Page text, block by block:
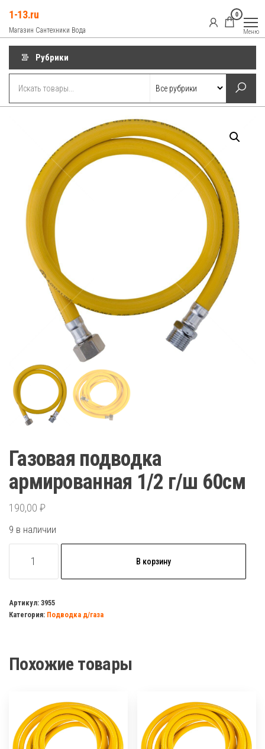
содержимому
1-13.ru
Магазин Сантехники Вода
0
Меню
Рубрики
Газовая подводка
армированная 1/2 г/ш 60см
190,00 ₽
9 в наличии
товара
подводка
армированная
ш
В корзину
Артикул: 3955
Категория: Подводка д/газа
Похожие товары